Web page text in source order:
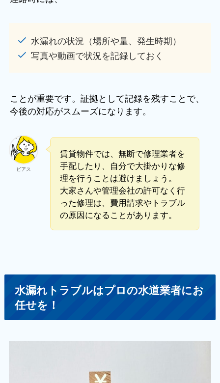
水漏れの状況（場所や量、発生時期）
写真や動画で状況を記録しておく
ことが重要です。証拠として記録を残すことで、
今後の対応がスムーズになります。
ビアス
賃貸物件では、無断で修理業者を
手配したり、自分で大掛かりな修
理を行うことは避けましょう。
大家さんや管理会社の許可なく行
った修理は、費用請求やトラブル
の原因になることがあります。
水漏れトラブルはプロの水道業者にお
任せを！